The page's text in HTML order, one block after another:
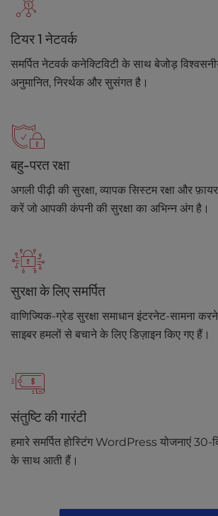
टियर 1 नेटवर्क
समर्पित नेटवर्क कनेक्टिविटी के साथ बेजोड़
अनुमानित, निरर्थक और सुसंगत है।
बहु-परत रक्षा
अगली पीढ़ी की सुरक्षा, व्यापक सिस्टम रक्षा और
करें जो आपकी कंपनी की सुरक्षा का अभिन्न अंग है।
सुरक्षा के लिए समर्पित
वाणिज्यिक-ग्रेड सुरक्षा समाधान इंटरनेट-सामना
साइबर हमलों से बचाने के लिए डिज़ाइन किए गए हैं।
संतुष्टि की गारंटी
हमारे समर्पित होस्टिंग WordPress योजनाएं 30-
के साथ आती हैं।